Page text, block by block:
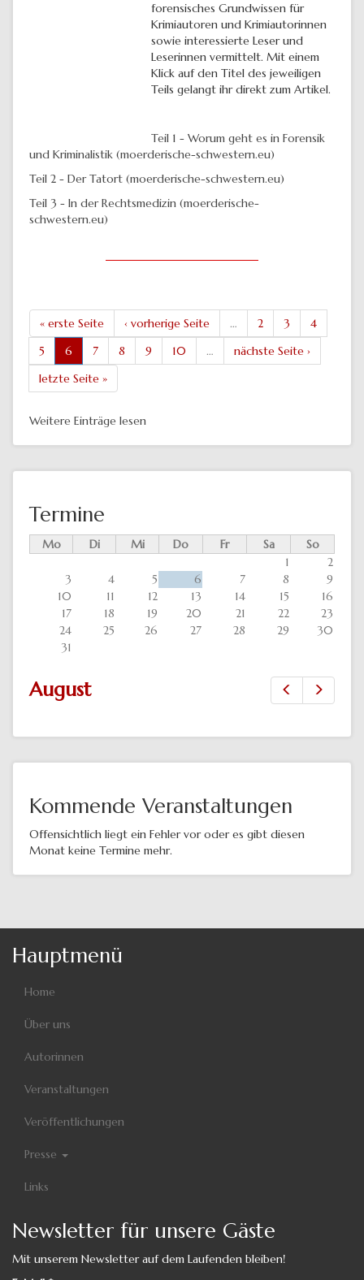
forensisches Grundwissen für
Krimiautoren und Krimiautorinnen
sowie interessierte Leser und
Leserinnen vermittelt. Mit einem
Klick auf den Titel des jeweiligen
Teils gelangt ihr direkt zum Artikel.
Teil 1 - Worum geht es in Forensik
und Kriminalistik (moerderische-schwestern.eu)
Teil 2 - Der Tatort (moerderische-schwestern.eu)
Teil 3 - In der Rechtsmedizin (moerderische-
schwestern.eu)
« erste Seite ‹ vorherige Seite … 2 3
4
5
6 7 8 9 10 …
nächste Seite ›
letzte Seite »
Weitere Einträge lesen
Termine
Mo Di Mi Do Fr Sa
So
1
2
3
4 5 6 7 8
9
10
11 12 13 14 15
16
17
18 19 20 21 22
23
24
25 26 27 28 29
30
31
Zurück
August
Kommende Veranstaltungen
Offensichtlich liegt ein Fehler vor oder es gibt diesen
Monat keine Termine mehr.
Hauptmenü
Home
Über uns
Autorinnen
Veranstaltungen
Veröffentlichungen
Presse
Links
Newsletter für unsere Gäste
Mit unserem Newsletter auf dem Laufenden bleiben!